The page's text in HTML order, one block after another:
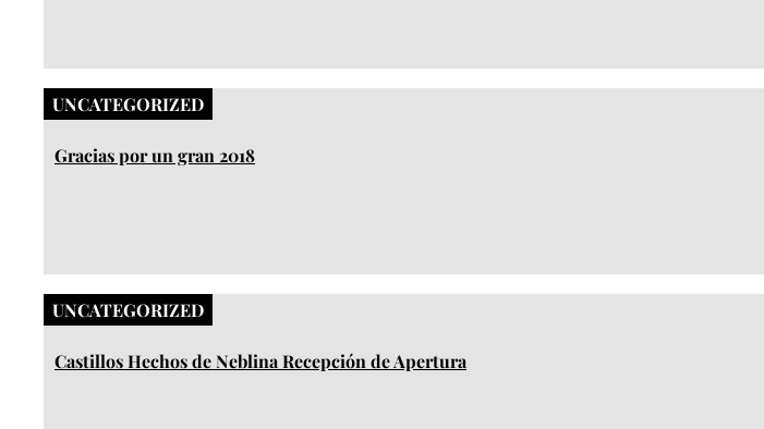
UNCATEGORIZED
Gracias por un gran 2018
UNCATEGORIZED
Castillos Hechos de Neblina Recepción de Apertura